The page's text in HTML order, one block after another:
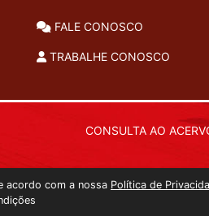
FALE CONOSCO
TRABALHE CONOSCO
CONSULTA AO
-
acordo com a nossa Política de